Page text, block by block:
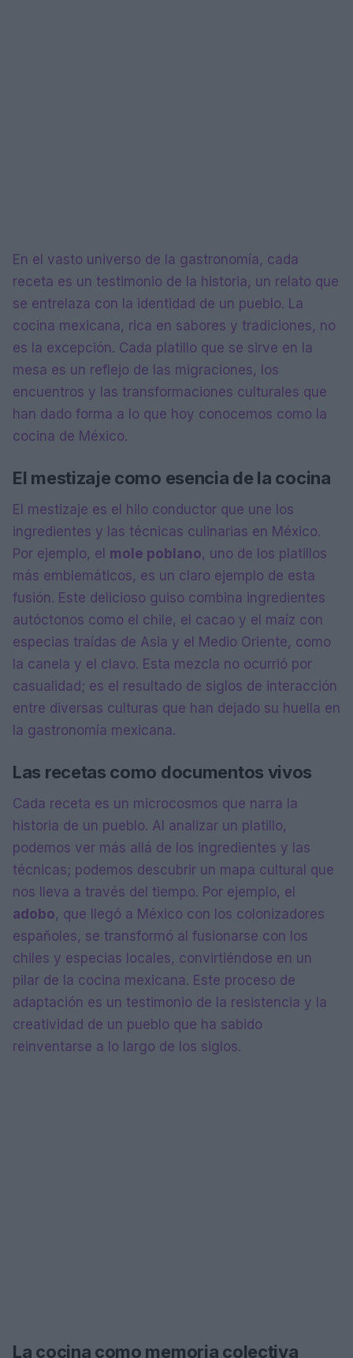
En el vasto universo de la gastronomía, cada
receta es un testimonio de la historia, un relato que
se entrelaza con la identidad de un pueblo. La
cocina mexicana, rica en sabores y tradiciones, no
es la excepción. Cada platillo que se sirve en la
mesa es un reflejo de las migraciones, los
encuentros y las transformaciones culturales que
han dado forma a lo que hoy conocemos como la
cocina de México.
El mestizaje como esencia de la cocina
El mestizaje es el hilo conductor que une los
ingredientes y las técnicas culinarias en México.
Por ejemplo, el mole poblano, uno de los platillos
más emblemáticos, es un claro ejemplo de esta
fusión. Este delicioso guiso combina ingredientes
autóctonos como el chile, el cacao y el maíz con
especias traídas de Asia y el Medio Oriente, como
la canela y el clavo. Esta mezcla no ocurrió por
casualidad; es el resultado de siglos de interacción
entre diversas culturas que han dejado su huella en
la gastronomía mexicana.
Las recetas como documentos vivos
Cada receta es un microcosmos que narra la
historia de un pueblo. Al analizar un platillo,
podemos ver más allá de los ingredientes y las
técnicas; podemos descubrir un mapa cultural que
nos lleva a través del tiempo. Por ejemplo, el
adobo, que llegó a México con los colonizadores
españoles, se transformó al fusionarse con los
chiles y especias locales, convirtiéndose en un
pilar de la cocina mexicana. Este proceso de
adaptación es un testimonio de la resistencia y la
creatividad de un pueblo que ha sabido
reinventarse a lo largo de los siglos.
La cocina como memoria colectiva